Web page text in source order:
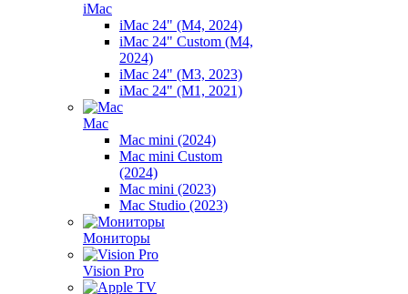
iMac
iMac 24" (M4, 2024)
iMac 24" Custom (M4,
2024)
iMac 24" (M3, 2023)
iMac 24" (M1, 2021)
Mac
Mac mini (2024)
Mac mini Custom
(2024)
Mac mini (2023)
Mac Studio (2023)
Мониторы
Vision Pro